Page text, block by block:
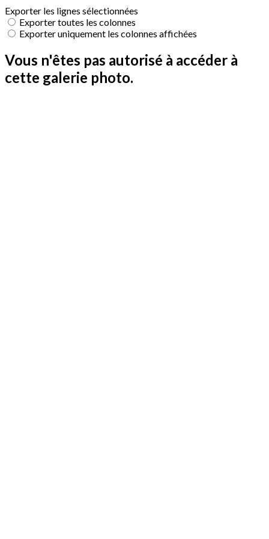
Exporter les lignes sélectionnées
Exporter toutes les colonnes
Exporter uniquement les colonnes affichées
Vous n'êtes pas autorisé à accéder à
cette galerie photo.